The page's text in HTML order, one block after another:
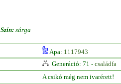
Szín: sárga
Apa: 1117943
Generáció: 71 - családfa
A csikó még nem ivarérett!